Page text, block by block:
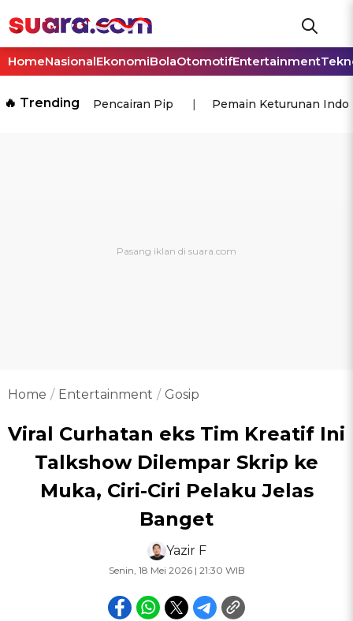
HomeNasionalEkonomiBolaOtomotifEntertainment
🔥 Trending Pencairan Pip Pemain Keturunan
Home Entertainment Gosip
Viral Curhatan eks Tim Kreatif Ini
Talkshow Dilempar Skrip ke
Muka, Ciri-Ciri Pelaku Jelas
Banget
Yazir F
Senin, 18 Mei 2026 | 21:30 WIB